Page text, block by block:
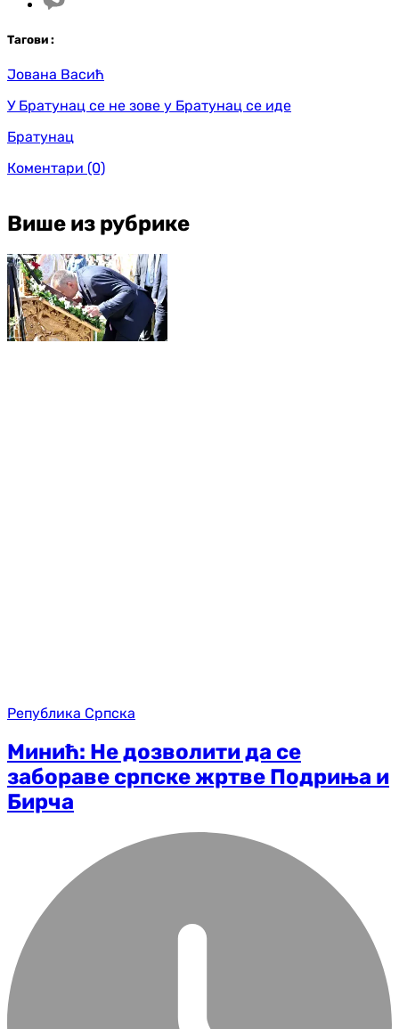
Тагови :
Јована Васић
У Братунац се не зове у Братунац се иде
Братунац
Коментари (0)
Више из рубрике
Република Српска
Минић: Не дозволити да се
забораве српске жртве Подриња и
Бирча